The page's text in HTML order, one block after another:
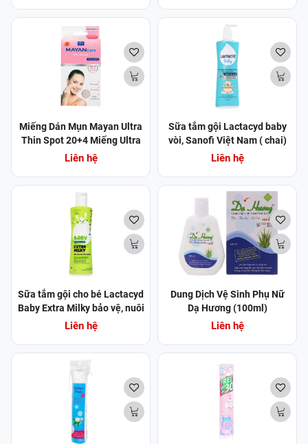
Miếng Dán Mụn Mayan Ultra
Thin Spot 20+4 Miếng Ultra
Thin Spot Acne Patch 20+4
Liên hệ
Sữa tắm gội Lactacyd baby
vòi, Sanofi Việt Nam ( chai)
500mlSữa tắm gội Lactacyd
da và tóc bé (500ml)
Liên hệ
Sữa tắm gội cho bé Lactacyd
Baby Extra Milky bảo vệ, nuôi
dưỡng da và tóc (250ml)
Liên hệ
Dung Dịch Vệ Sinh Phụ Nữ
Dạ Hương (100ml)
Liên hệ